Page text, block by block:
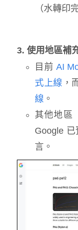
（水轉印
3. 使用地區補
目前 AI
式上線 ，
線 。
其他地區
Google
言。